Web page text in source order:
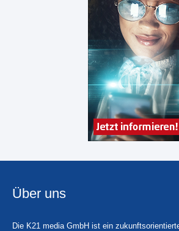
Über uns
Die K21 media GmbH ist ein